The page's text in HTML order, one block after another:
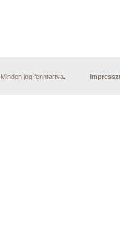
jog fenntartva.